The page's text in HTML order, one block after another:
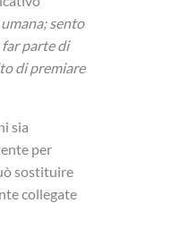
sento
parte di
di premiare
sia
per
sostituire
collegate